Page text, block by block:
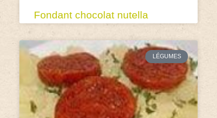
Fondant chocolat nutella
LÉGUMES